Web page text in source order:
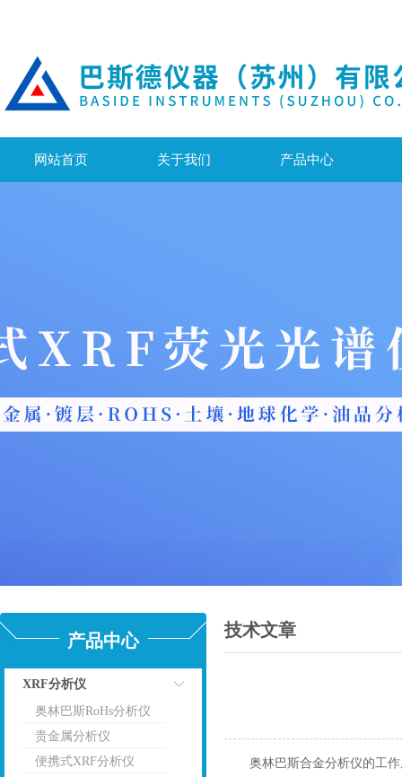
网站首页 关于我们 产品中心
产品中心
XRF分析仪
点击
奥林巴斯RoHs分析仪
贵金属分析仪
便携式XRF分析仪
技术文章
奥林巴斯合金分析仪的工作